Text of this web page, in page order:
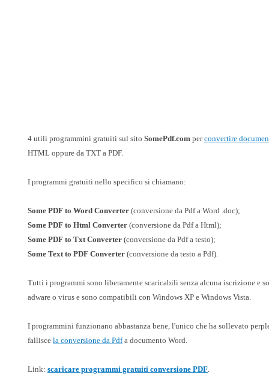
4 utili programmini gratuiti sul sitoSomePdf.com perconvertire
HTML oppure da TXT a PDF.
I programmi gratuiti nello specifico si chiamano:
Some PDF to Word Converter(conversione da Pdf a Word .doc);
Some PDF to Html Converter (conversione da Pdf a Html);
Some PDF to Txt Converter(conversione da Pdf a testo);
Some Text to PDF Converter (conversione da testo a Pdf).
Tutti i programmi sono liberamente scaricabili senza alcuna iscrizione e
adware o virus e sono compatibili con Windows XP e Windows Vista.
I programmini funzionano abbastanza bene, l'unico che ha sollevato
falliscela conversione da Pdfa documento Word.
Link:scaricare programmi gratuiti conversione PDF.